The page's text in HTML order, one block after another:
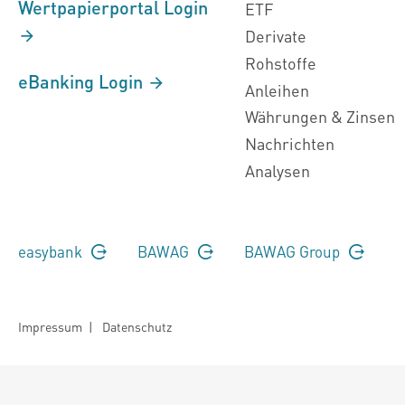
Wertpapierportal Login
eBanking Login
ETF
Derivate
Rohstoffe
Anleihen
Währungen & Zinsen
Nachrichten
Analysen
easybank BAWAG BAWAG Group
Impressum | Datenschutz